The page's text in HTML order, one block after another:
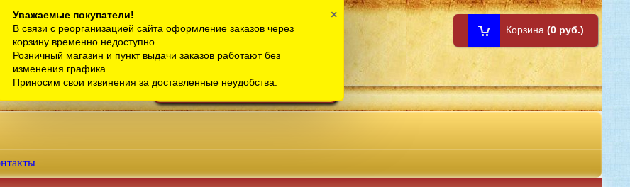
Телефон интернет-магазина:
Телефон розничного магазина:
bookshop@ambookvo.ru
Работаем ежедневно с 10:00 до 21:00
Корзина (0 руб.)
Уважаемые покупатели!
В связи с реорганизацией сайта оформление заказов через
корзину временно недоступно.
Розничный магазин и пункт выдачи заказов работают без
изменения графика.
Приносим свои извинения за доставленные неудобства.
×